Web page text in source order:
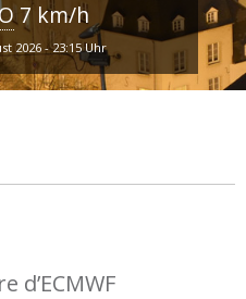
7 km/h
2026 - 23:15 Uhr
d’ECMWF